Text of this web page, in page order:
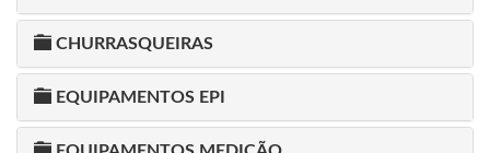
CHURRASQUEIRAS
EQUIPAMENTOS EPI